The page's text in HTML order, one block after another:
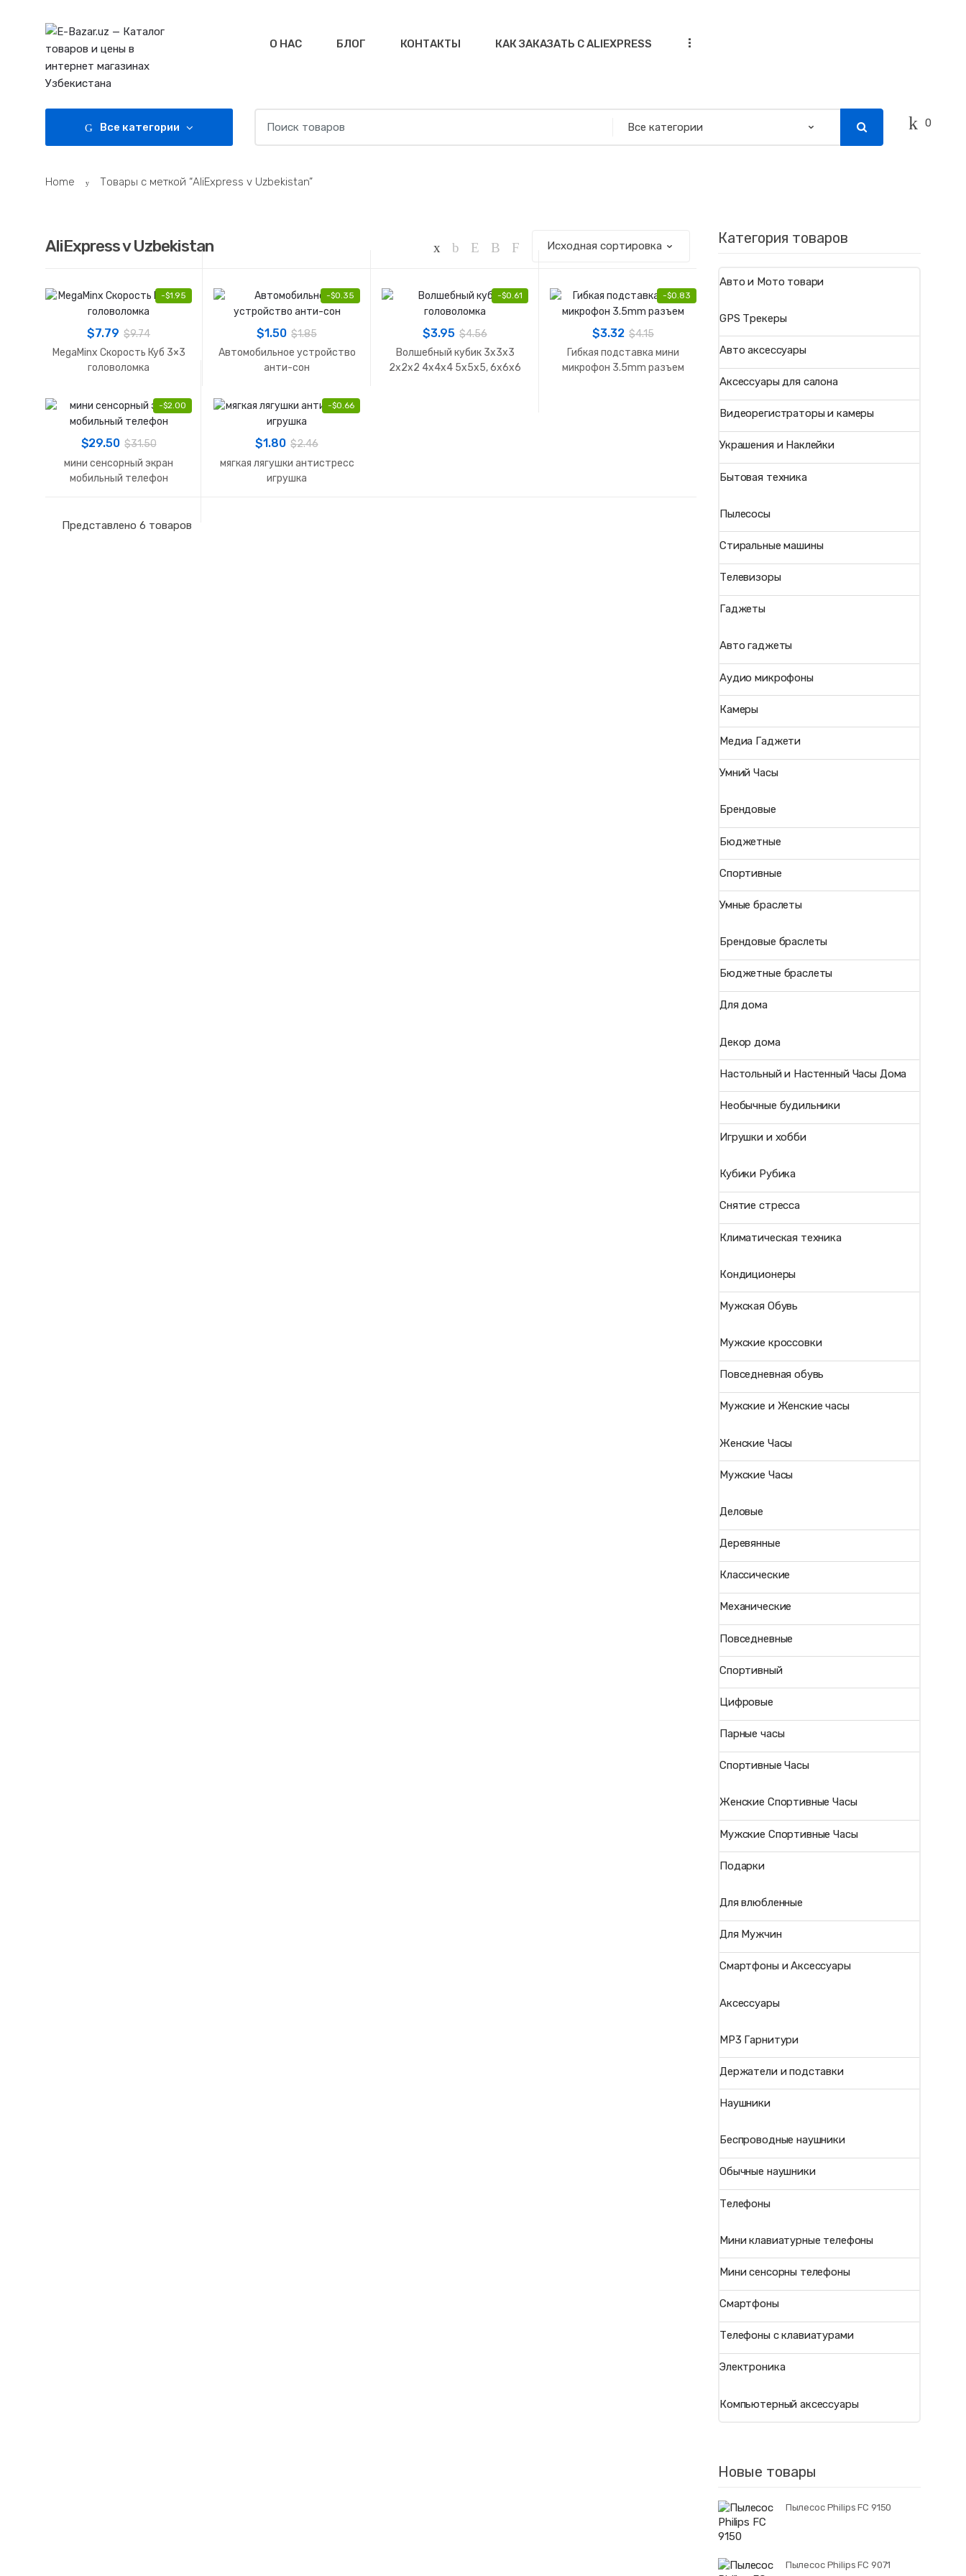
navigation
О НАС БЛОГ КОНТАКТЫ КАК ЗАКАЗАТЬ С ALIEXPRESS ...
Все категории
for:
0
Home Товары с меткой “AliExpress v Uzbekistan”
AliExpress v Uzbekistan
-$1.95
$7.79 $9.74
MegaMinx Скорость Куб 3×3
головоломка
-$0.35
$1.50 $1.85
Автомобильное устройство
анти-сон
-$0.61
$3.95 $4.56
Волшебный кубик 3x3x3
2x2x2 4x4x4 5x5x5, 6x6x6
-$0.83
$3.32 $4.15
Гибкая подставка мини
микрофон 3.5mm разъем
-$2.00
$29.50 $31.50
мини сенсорный экран
мобильный телефон
-$0.66
$1.80 $2.46
мягкая лягушки антистресс
игрушка
Представлено 6 товаров
Категория товаров
Авто и Мото товари
GPS Трекеры
Авто аксессуары
Аксессуары для салона
Видеорегистраторы и камеры
Украшения и Наклейки
Бытовая техника
Пылесосы
Стиральные машины
Телевизоры
Гаджеты
Авто гаджеты
Аудио микрофоны
Камеры
Медиа Гаджети
Умний Часы
Брендовые
Бюджетные
Спортивные
Умные браслеты
Брендовые браслеты
Бюджетные браслеты
Для дома
Декор дома
Настольный и Настенный Часы Дома
Необычные будильники
Игрушки и хобби
Кубики Рубика
Снятие стресса
Климатическая техника
Кондиционеры
Мужская Обувь
Мужские кроссовки
Повседневная обувь
Мужские и Женские часы
Женские Часы
Мужские Часы
Деловые
Деревянные
Классические
Механические
Повседневные
Спортивный
Цифровые
Парные часы
Спортивные Часы
Женские Спортивные Часы
Мужские Спортивные Часы
Подарки
Для влюбленные
Для Мужчин
Смартфоны и Аксессуары
Аксессуары
MP3 Гарнитури
Держатели и подставки
Наушники
Беспроводные наушники
Обычные наушники
Телефоны
Мини клавиатурные телефоны
Мини сенсорны телефоны
Смартфоны
Телефоны с клавиатурами
Электроника
Компьютерный аксессуары
Новые товары
Пылесос Philips FC 9150
Пылесос Philips FC 9071